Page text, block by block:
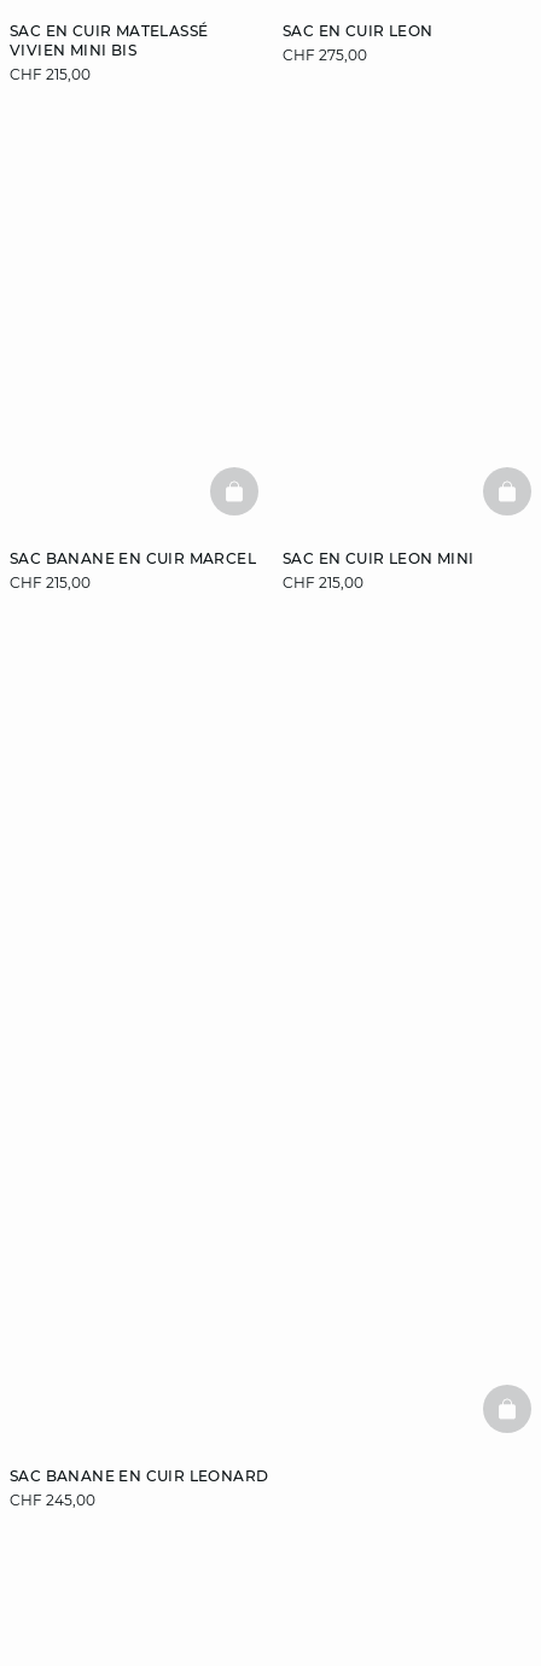
SAC EN CUIR MATELASSÉ
VIVIEN MINI BIS
CHF 215,00
SAC EN CUIR LEON
CHF 275,00
SAC BANANE EN CUIR MARCEL
CHF 215,00
BASKETFULL
SAC BANANE EN CUIR LEONARD
CHF 245,00
SAC EN CUIR LEON MINI
CHF 215,00